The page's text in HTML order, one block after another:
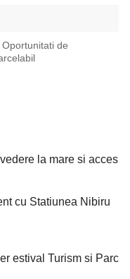
de
la mare si acces
cu Statiunea Nibiru
estival Turism si Parc